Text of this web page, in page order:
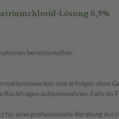
Lösung 0,9%
bereitzustellen.
und erfolgen ohne
aufzubewahren. Falls
für eine professionelle Beratung